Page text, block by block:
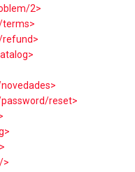
2>
terms>
refund>
reset>
>